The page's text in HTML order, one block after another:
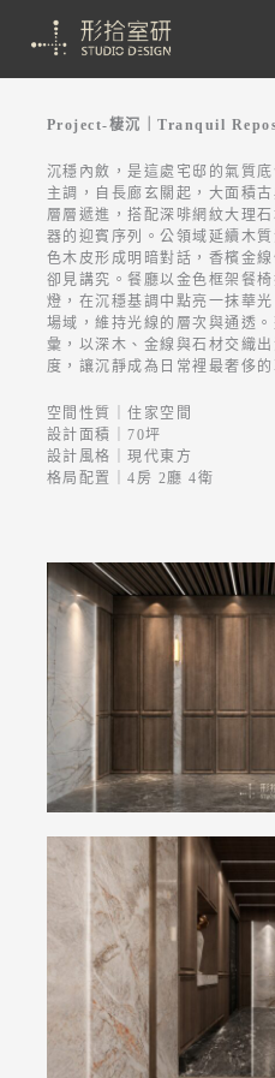
Project-棲沉｜Tranquil
沉穩內斂，是這處宅邸的氣質
主調，自長廊玄關起，大面積
層層遞進，搭配深啡網紋大理
器的迎賓序列。公領域延續木
色木皮形成明暗對話，香檳金
卻見講究。餐廳以金色框架餐
燈，在沉穩基調中點亮一抹華
場域，維持光線的層次與通透
彙，以深木、金線與石材交織
度，讓沉靜成為日常裡最奢侈的
空間性質｜住家空間
設計面積｜70坪
設計風格｜現代東方
格局配置｜4房 2廳 4衛